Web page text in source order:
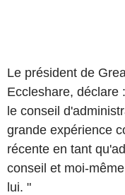
Le président de
Eccleshare, déclare
le conseil
grande expérience
récente en tant
conseil et moi-
lui. "